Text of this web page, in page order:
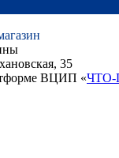
35
ВЦИП «